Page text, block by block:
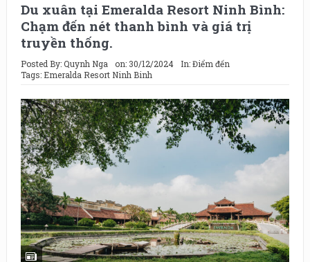
Du xuân tại Emeralda Resort Ninh Bình:
Chạm đến nét thanh bình và giá trị
truyền thống.
Posted By:Quynh Nga on: 30/12/2024 In:Điểm đến
Tags: Emeralda Resort Ninh Binh